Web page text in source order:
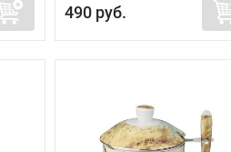
490 руб.